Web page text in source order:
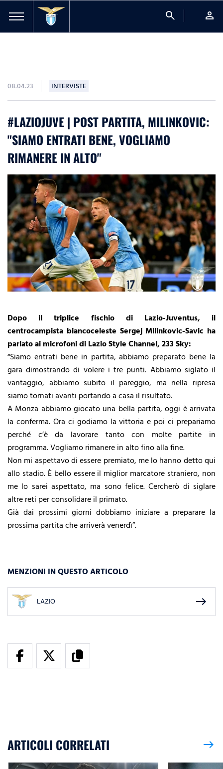
search person
08.04.23 INTERVISTE
#LAZIOJUVE | POST PARTITA, MILINKOVIC:
"SIAMO ENTRATI BENE, VOGLIAMO
RIMANERE IN ALTO"
Dopo il triplice fischio di Lazio-Juventus, il
centrocampista biancoceleste Sergej Milinkovic-Savic ha
parlato ai microfoni di Lazio Style Channel, 233 Sky:
“Siamo entrati bene in partita, abbiamo preparato bene la
gara dimostrando di volere i tre punti. Abbiamo siglato il
vantaggio, abbiamo subito il pareggio, ma nella ripresa
siamo tornati avanti portando a casa il risultato.
A Monza abbiamo giocato una bella partita, oggi è arrivata
la conferma. Ora ci godiamo la vittoria e poi ci prepariamo
perché c’è da lavorare tanto con molte partite in
programma. Vogliamo rimanere in alto fino alla fine.
Non mi aspettavo di essere premiato, me lo hanno detto qui
allo stadio. È bello essere il miglior marcatore straniero, non
me lo sarei aspettato, ma sono felice. Cercherò di siglare
altre reti per consolidare il primato.
Già dai prossimi giorni dobbiamo iniziare a preparare la
prossima partita che arriverà venerdì”.
MENZIONI IN QUESTO ARTICOLO
LAZIO east
ARTICOLI CORRELATI east